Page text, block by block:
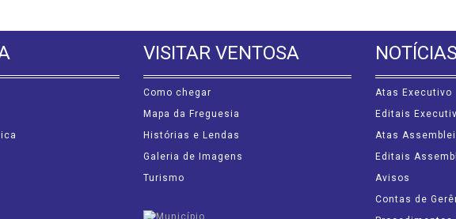
VISITAR VENTOSA
Como chegar
Mapa da Freguesia
Histórias e Lendas
Galeria de Imagens
Turismo
Atas Executivo
Editais
Atas
Editais
Avisos
Contas de